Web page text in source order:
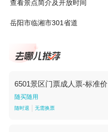
查看景点简介及开放时间
岳阳市临湘市301省道
6501景区门票成人票-标准价
随买随用
随时退 无需换票